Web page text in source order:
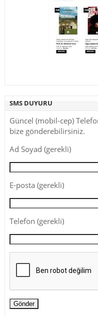
SMS DUYURU
Güncel (mobil-cep)
bize gönderebilirsiniz.
Ad Soyad (gerekli)
E-posta (gerekli)
Telefon (gerekli)